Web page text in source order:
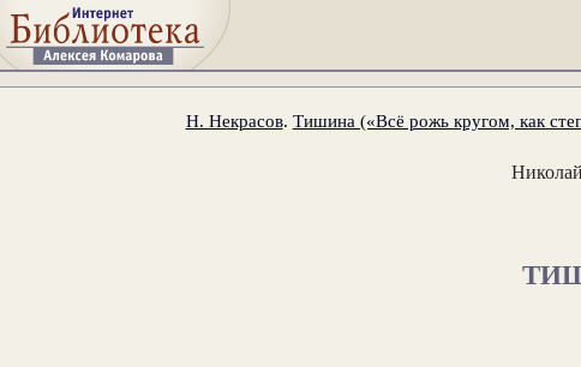
Н. Некрасов. Тишина («Всё рожь кругом, как